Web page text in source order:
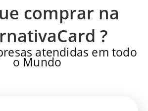
comprar na
?
atendidas em todo
o Mundo